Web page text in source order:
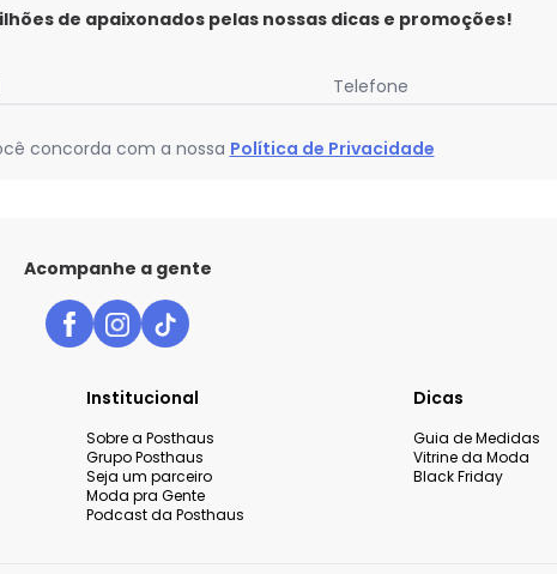
de apaixonados pelas nossas dicas e promoções!
Telefone
concorda com a nossa Política de Privacidade
Acompanhe a gente
Institucional
Sobre a Posthaus
Grupo Posthaus
Seja um parceiro
Moda pra Gente
Podcast da Posthaus
Dicas
Guia de Medidas
Vitrine da Moda
Black Friday